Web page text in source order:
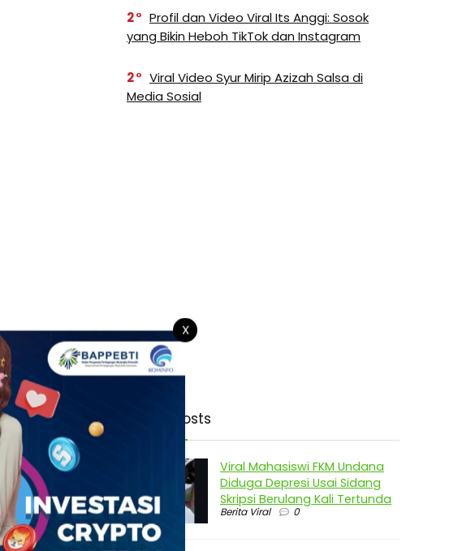
2
Profil dan Video Viral Its Anggi: Sosok
yang Bikin Heboh TikTok dan Instagram
2
Viral Video Syur Mirip Azizah Salsa di
Media Sosial
Latest Posts
Viral Mahasiswi FKM Undana
Diduga Depresi Usai Sidang
Skripsi Berulang Kali Tertunda
Berita Viral 0
X